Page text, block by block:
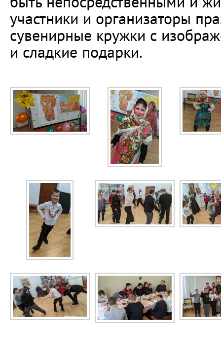
участники и организаторы
сувенирные кружки с
и сладкие подарки.